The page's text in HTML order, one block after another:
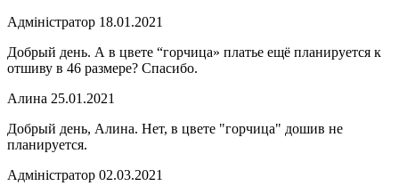
Адміністратор 18.01.2021
Добрый день. А в цвете “горчица» платье ещё планируется к
отшиву в 46 размере? Спасибо.
Алина 25.01.2021
Добрый день, Алина. Нет, в цвете "горчица" дошив не
планируется.
Адміністратор 02.03.2021